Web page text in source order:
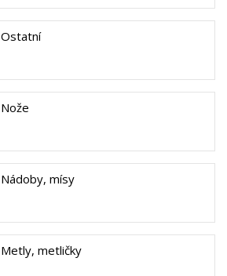
Ostatní
Nože
Nádoby, mísy
Metly, metličky